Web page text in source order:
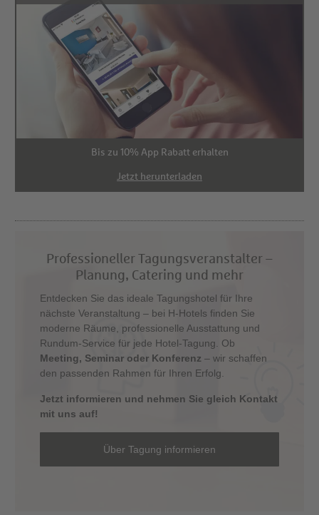
Bis zu 10% App Rabatt erhalten
Jetzt herunterladen
Professioneller Tagungsveranstalter –
Planung, Catering und mehr
Entdecken Sie das ideale Tagungshotel für Ihre
nächste Veranstaltung – bei H-Hotels finden Sie
moderne Räume, professionelle Ausstattung und
Rundum-Service für jede Hotel-Tagung. Ob
Meeting, Seminar oder Konferenz – wir schaffen
den passenden Rahmen für Ihren Erfolg.
Jetzt informieren und nehmen Sie gleich Kontakt
mit uns auf!
Über Tagung informieren